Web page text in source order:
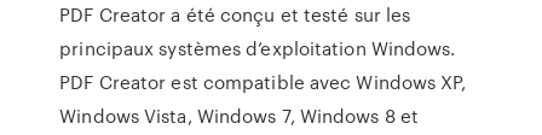
PDF Creator a été conçu et testé sur les
principaux systèmes d’exploitation Windows.
PDF Creator est compatible avec Windows XP,
Windows Vista, Windows 7, Windows 8 et